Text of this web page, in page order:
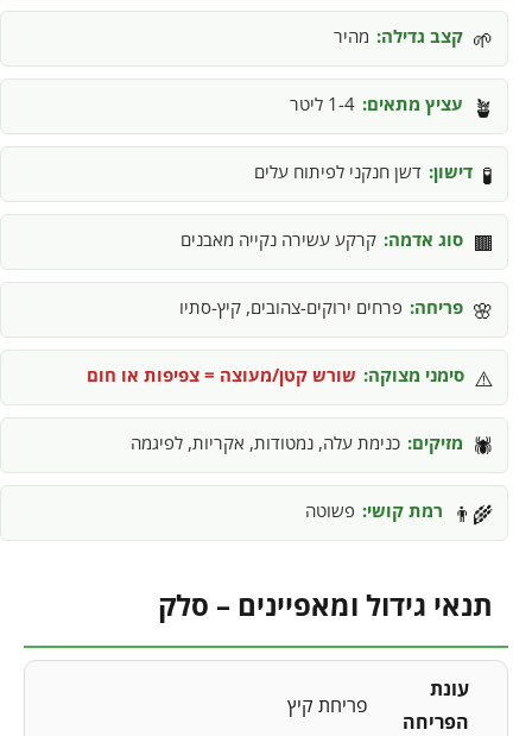
🌱 קצב גדילה: מהיר
🪴 עציץ מתאים: 1-4 ליטר
🧪 דישון: דשן חנקני לפיתוח עלים
🟫 סוג אדמה: קרקע עשירה נקייה מאבנים
🌸 פריחה: פרחים ירוקים-צהובים, קיץ-סתיו
⚠️ סימני מצוקה: שורש קטן/מעוצה = צפיפות או חום
🕷️ מזיקים: כנימת עלה, נמטודות, אקריות, לפיגמה
👨‍🌾 רמת קושי: פשוטה
תנאי גידול ומאפיינים – סלק
עונת
הפריחה
פריחת קיץ